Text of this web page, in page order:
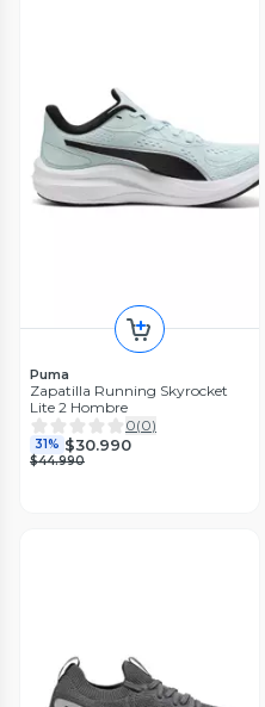
Puma
Zapatilla Running Skyrocket
Lite 2 Hombre
0(0)
31% $30.990
$44.990